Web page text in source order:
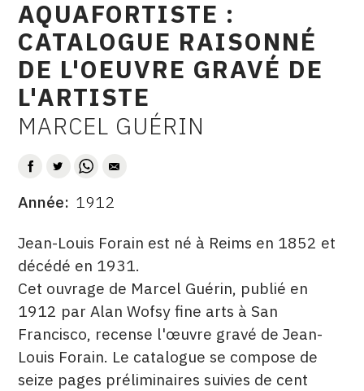
CONTACT
CGU
PINTEREST
AQUAFORTISTE :
CATALOGUE RAISONNÉ
DE L'OEUVRE GRAVÉ DE
L'ARTISTE
AUTEUR
MARCEL GUÉRIN
DATE
Année 1912
DESCRITPTION
Jean-Louis Forain est né à Reims en 1852 et
décédé en 1931.
Cet ouvrage de Marcel Guérin, publié en
1912 par Alan Wofsy fine arts à San
Francisco, recense l'œuvre gravé de Jean-
Louis Forain. Le catalogue se compose de
seize pages préliminaires suivies de cent